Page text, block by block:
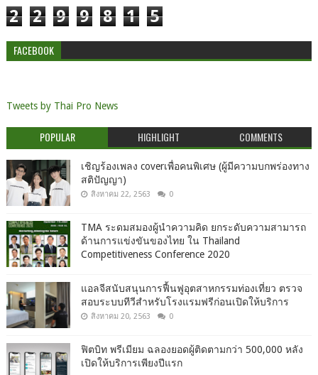
2 2 9 9 8 1 5
FACEBOOK
Tweets by Thai Pro News
POPULAR HIGHLIGHT COMMENTS
เชิญร้องเพลง coverเพื่อคนพิเศษ (ผู้มีความบกพร่องทาง
สติปัญญา)
สิงหาคม 22, 2563 0
TMA ระดมสมองผู้นำความคิด ยกระดับความสามารถ
ด้านการแข่งขันของไทย ใน Thailand
Competitiveness Conference 2020
แอลจีสนับสนุนการฟื้นฟูอุตสาหกรรมท่องเที่ยว ตรวจ
สอบระบบทีวีสำหรับโรงแรมฟรีก่อนเปิดให้บริการ
สิงหาคม 20, 2563 0
ฟิตบิท พรีเมียม ฉลองยอดผู้ติดตามกว่า 500,000 หลัง
เปิดให้บริการเพียงปีแรก